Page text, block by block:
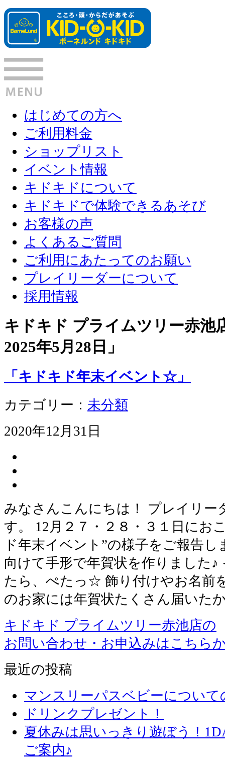
はじめての方へ
ご利用料金
ショップリスト
イベント情報
キドキドについて
キドキドで体験できるあそび
お客様の声
よくあるご質問
ご利用にあたってのお願い
プレイリーダーについて
採用情報
キドキド プライムツリー赤
2025年5月28日 」
「キドキド年末イベント☆」
カテゴリー： 未分類
2020年12月31日
みなさんこんにちは！ プレイリー
す。 12月２７・２８・３１日にお
ド年末イベント”の様子をご報告し
向けて手形で年賀状を作りました
たら、ぺたっ☆ 飾り付けやお名前
のお家には年賀状たくさん届いた
キドキド プライムツリー赤池店の
お問い合わせ・お申込みはこちら
最近の投稿
マンスリーパスベビーについて
ドリンクプレゼント！
夏休みは思いっきり遊ぼう！
ご案内♪